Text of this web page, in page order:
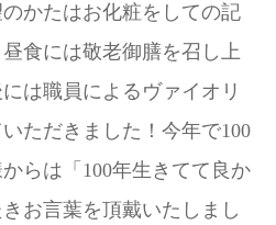
かたはお化粧をしての記
食には敬老御膳を召し上
は職員によるヴァイオリ
ただきました！今年で100
らは「100年生きてて良か
お言葉を頂戴いたしまし